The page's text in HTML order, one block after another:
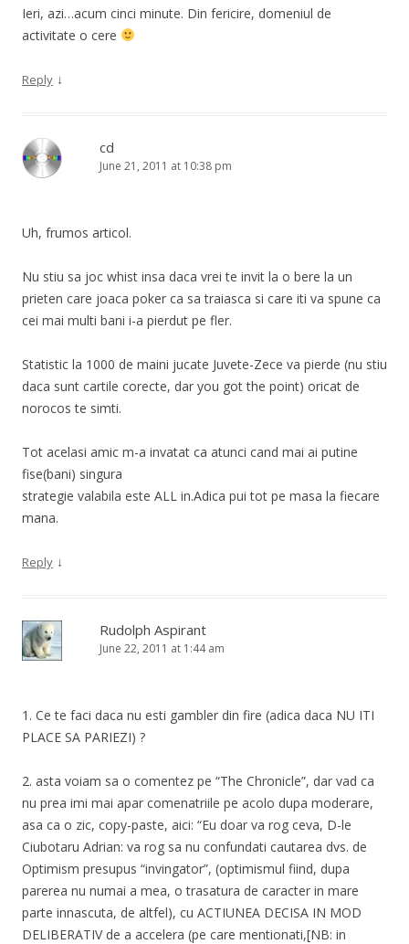
Ieri, azi…acum cinci minute. Din fericire, domeniul de
activitate o cere
Reply ↓
cd
June 21, 2011 at 10:38 pm
Uh, frumos articol.
Nu stiu sa joc whist insa daca vrei te invit la o bere la un
prieten care joaca poker ca sa traiasca si care iti va spune ca
cei mai multi bani i-a pierdut pe fler.
Statistic la 1000 de maini jucate Juvete-Zece va pierde (nu stiu
daca sunt cartile corecte, dar you got the point) oricat de
norocos te simti.
Tot acelasi amic m-a invatat ca atunci cand mai ai putine
fise(bani) singura
strategie valabila este ALL in.Adica pui tot pe masa la fiecare
mana.
Reply ↓
Rudolph Aspirant
June 22, 2011 at 1:44 am
1. Ce te faci daca nu esti gambler din fire (adica daca NU ITI
PLACE SA PARIEZI) ?
2. asta voiam sa o comentez pe “The Chronicle”, dar vad ca
nu prea imi mai apar comenatriile pe acolo dupa moderare,
asa ca o zic, copy-paste, aici: “Eu doar va rog ceva, D-le
Ciubotaru Adrian: va rog sa nu confundati cautarea dvs. de
Optimism presupus “invingator”, (optimismul fiind, dupa
parerea nu numai a mea, o trasatura de caracter in mare
parte innascuta, de altfel), cu ACTIUNEA DECISA IN MOD
DELIBERATIV de a accelera (pe care mentionati,[NB: in